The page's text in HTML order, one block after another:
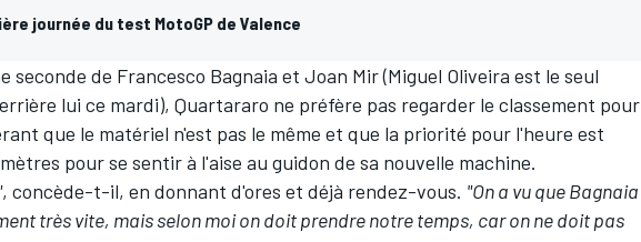
journée du test MotoGP de Valence
seconde de Francesco Bagnaia et Joan Mir (Miguel Oliveira est le seul
lui ce mardi), Quartararo ne préfère pas regarder le classement pour
que le matériel n'est pas le même et que la priorité pour l'heure est
pour se sentir à l'aise au guidon de sa nouvelle machine.
, concède-t-il, en donnant d'ores et déjà rendez-vous. "On a vu que Bagnaia
très vite, mais selon moi on doit prendre notre temps, car on ne doit pas